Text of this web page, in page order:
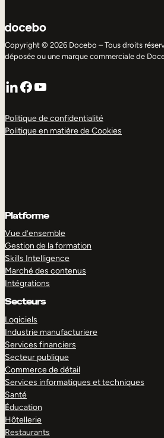
Copyright © 2026 Docebo – Tous droits
déposée ou une marque commerciale de
LinkedIn
Facebook
YouTube
Politique de confidentialité
Politique en matière de Cookies
Platforme
Vue d’ensemble
Gestion de la formation
Skills Intelligence
Marché des contenus
Intégrations
Secteurs
Logiciels
Industrie manufacturiere
Services financiers
Secteur publique
Commerce de détail
Services informatiques et techniques
Santé
Éducation
Hôtellerie
Restaurants